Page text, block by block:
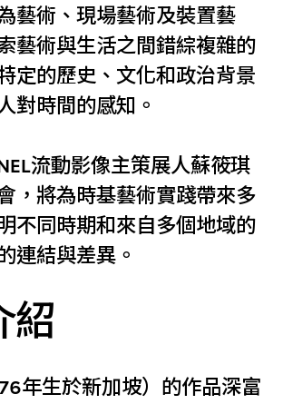
藝術、現場藝術及裝置藝
藝術與生活之間錯綜複雜的
定的歷史、文化和政治背景
對時間的感知。
流動影像主策展人蘇筱琪
，將為時基藝術實踐帶來多
不同時期和來自多個地域的
連結與差異。
紹
年生於新加坡）的作品深富